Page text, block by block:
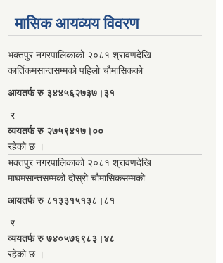
मासिक आयव्यय विवरण
भक्तपुर नगरपालिकाको २०८१ श्रावणदेखि
कार्तिकमसान्तसम्मको पहिलो चौमासिकको
आयतर्फ रु‌ ३४४५६२७३७।३१
र
व्ययतर्फ रु २७५९४१७।००
रहेको छ ।
भक्तपुर नगरपालिकाको २०८१ श्रावणदेखि
माघमसान्तसम्मको दोस्रो चौमासिकसम्मको
आयतर्फ रु‌ ८१३३१५१३८।८१
र
व्ययतर्फ रु ७४०५७६९८३।४८
रहेको छ ।